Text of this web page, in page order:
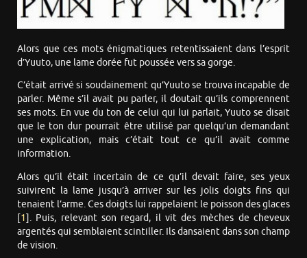
Alors que ces mots énigmatiques retentissaient dans l’esprit
d’Yuuto, une lame dorée fut poussée vers sa gorge.
C’était arrivé si soudainement qu’Yuuto se trouva incapable de
parler. Même s’il avait pu parler, il doutait qu’ils comprennent
ses mots. En vue du ton de celui qui lui parlait, Yuuto se disait
que le ton dur pourrait être utilisé par quelqu’un demandant
une explication, mais c’était tout ce qu’il avait comme
information.
Alors qu’il était incertain de ce qu’il devait faire, ses yeux
suivirent la lame jusqu’à arriver sur les jolis doigts fins qui
tenaient l’arme. Ces doigts lui rappelaient le poisson des glaces
[1]. Puis, relevant son regard, il vit des mèches de cheveux
argentés qui semblaient scintiller. Ils dansaient dans son champ
de vision.